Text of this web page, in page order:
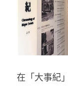
在「大事紀